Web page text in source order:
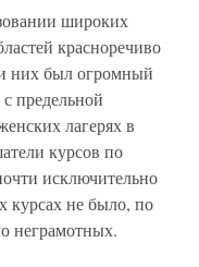
широких
красноречиво
них был огромный
предельной
лагерях в
курсов по
исключительно
курсах не было, по
неграмотных.